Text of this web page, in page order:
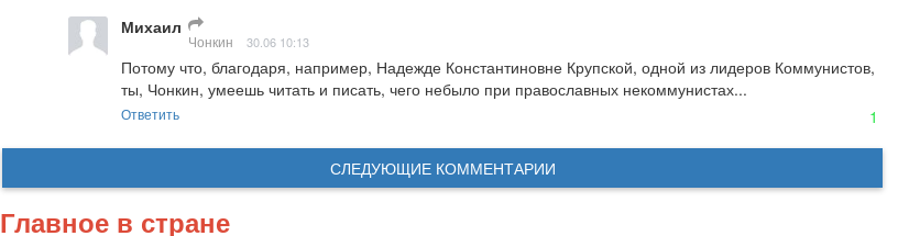
Михаил
Чонкин 30.06 10:13
Потому что, благодаря, например, Надежде Константиновне Крупской, одной из лидеров Коммунистов,
ты, Чонкин, умеешь читать и писать, чего небыло при православных некоммунистах...
Ответить 1
СЛЕДУЮЩИЕ КОММЕНТАРИИ
Главное в стране